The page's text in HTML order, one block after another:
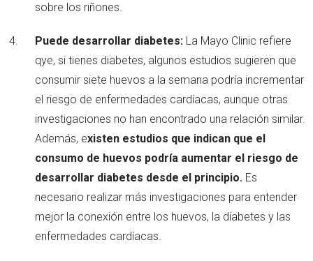
sobre los riñones.
Puede desarrollar diabetes: La Mayo Clinic refiere
qye, si tienes diabetes, algunos estudios sugieren que
consumir siete huevos a la semana podría incrementar
el riesgo de enfermedades cardíacas, aunque otras
investigaciones no han encontrado una relación similar.
Además, existen estudios que indican que el
consumo de huevos podría aumentar el riesgo de
desarrollar diabetes desde el principio. Es
necesario realizar más investigaciones para entender
mejor la conexión entre los huevos, la diabetes y las
enfermedades cardíacas.